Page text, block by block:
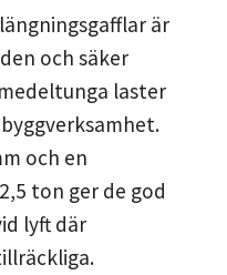
är
och säker
laster
och en
ton ger de god
lyft där